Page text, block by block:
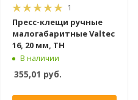
1
Пресс-клещи ручные
малогабаритные Valtec
16, 20 мм, ТН
В наличии
355,01 руб.